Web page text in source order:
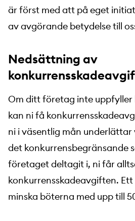
är först med att på eget
av avgörande betydelse till
Nedsättning av
Om ditt företag inte
kan ni få
ni i väsentlig mån
det konkurrensbegränsande
företaget deltagit i, ni får
konkurrensskadeavgiften.
minska böterna med upp till